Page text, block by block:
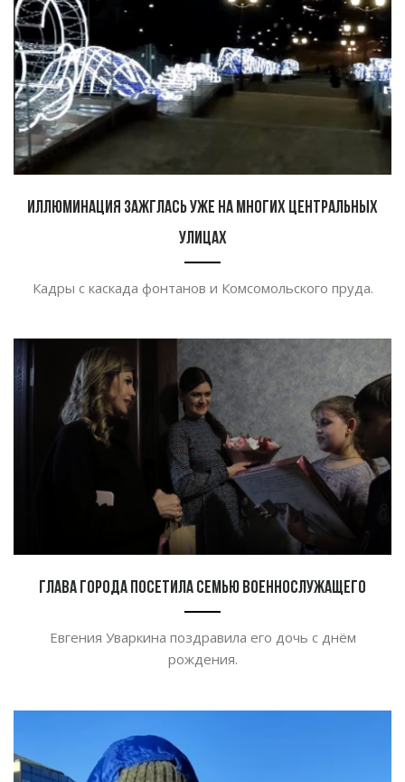
Иллюминация зажглась уже на многих центральных
улицах
Кадры с каскада фонтанов и Комсомольского пруда.
Глава города посетила семью военнослужащего
Евгения Уваркина поздравила его дочь с днём
рождения.